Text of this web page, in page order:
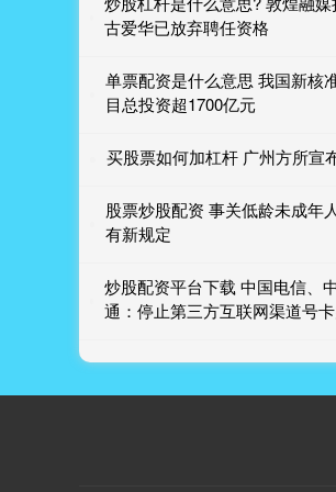
古爱华已放弃聘任资格
单票配资是什么意思 我国新核
目总投资超1700亿元
买股票如何加杠杆 广州方所宣
股票炒股配资 事关低龄未成年
有新规定
炒股配资平台下载 中国电信、
通：停止第三方互联网渠道号